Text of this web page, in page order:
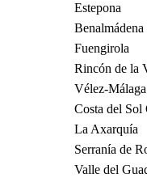
Estepona
Benalmádena
Fuengirola
Rincón de la
Vélez-Málaga
Costa del Sol
La Axarquía
Serranía de
Valle del